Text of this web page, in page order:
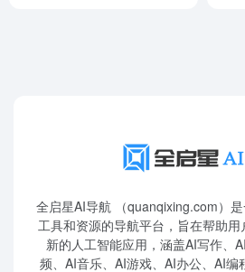
全启星AI导航 （quanqixing.com）
工具和资源的导航平台，旨在帮助
新的人工智能应用，涵盖AI写作、
频、AI音乐、AI游戏、AI办公、AI编